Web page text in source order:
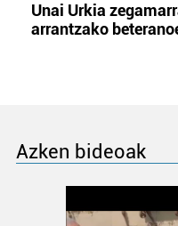
Unai Urkia
arrantzako
Azken bideoak